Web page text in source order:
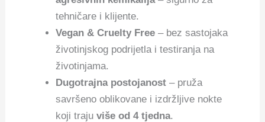
tehničare i klijente.
Vegan & Cruelty Free – bez sastojaka
životinjskog podrijetla i testiranja na
životinjama.
Dugotrajna postojanost – pruža
savršeno oblikovane i izdržljive nokte
koji trajuviše od 4 tjedna.